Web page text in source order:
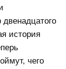
история
чего